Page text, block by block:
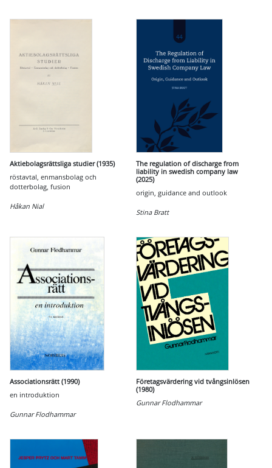
Aktiebolagsrättsliga studier (1935)
röstavtal, enmansbolag och
dotterbolag, fusion
Håkan Nial
The regulation of discharge from
liability in swedish company law
(2025)
origin, guidance and outlook
Stina Bratt
Associationsrätt (1990)
en introduktion
Gunnar Flodhammar
Företagsvärdering vid tvångsinlösen
(1980)
Gunnar Flodhammar